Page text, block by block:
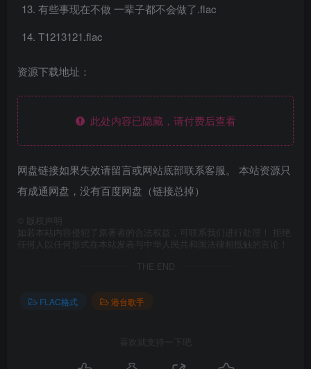
有些事现在不做 一辈子都不会做了.flac
T1213121.flac
资源下载地址：
此处内容已隐藏，请付费后查看
网盘链接如果失效请留言或网站底部联系客服。 本站资源只
有成通网盘，没有百度网盘（链接总掉）
版权声明
如若本站内容侵犯了原著者的合法权益，可联系我们进行处理！ 拒绝
任何人以任何形式在本站发表与中华人民共和国法律相抵触的言论！
THE END
FLAC格式 港台歌手
喜欢就支持一下吧